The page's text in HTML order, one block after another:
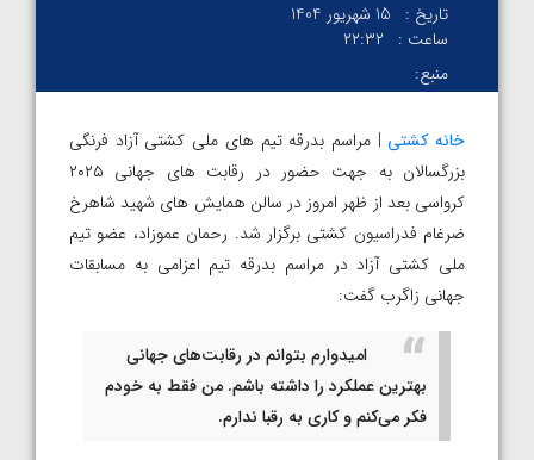
تاریخ :
15 شهریور 1404
ساعت :
۲۲:۳۲
منبع:
خانه کشتی | مراسم بدرقه تیم های ملی کشتی آزاد فرنگی
بزرگسالان به جهت حضور در رقابت های جهانی ۲۰۲۵
کرواسی بعد از ظهر امروز در سالن همایش های شهید شاهرخ
ضرغام فدراسیون کشتی برگزار شد. رحمان عموزاد، عضو تیم
ملی کشتی آزاد در مراسم بدرقه تیم اعزامی به مسابقات
جهانی زاگرب گفت:
امیدوارم بتوانم در رقابت‌های جهانی
بهترین عملکرد را داشته باشم. من فقط به خودم
فکر می‌کنم و کاری به رقبا ندارم.